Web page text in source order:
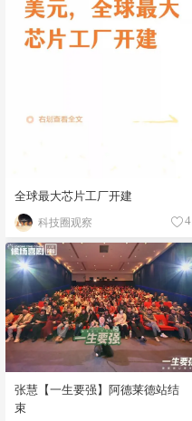
全球最大芯片工厂开建
科技圈观察 4
张慧【一生要强】阿德莱德站结
束